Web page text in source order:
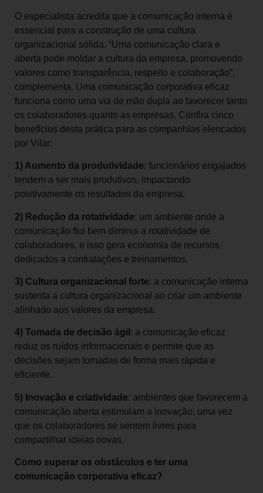
O especialista acredita que a comunicação interna é
essencial para a construção de uma cultura
organizacional sólida. “Uma comunicação clara e
aberta pode moldar a cultura da empresa, promovendo
valores como transparência, respeito e colaboração”,
complementa. Uma comunicação corporativa eficaz
funciona como uma via de mão dupla ao favorecer tanto
os colaboradores quanto as empresas. Confira cinco
benefícios desta prática para as companhias elencados
por Vilar:
1) Aumento da produtividade: funcionários engajados
tendem a ser mais produtivos, impactando
positivamente os resultados da empresa.
2) Redução da rotatividade: um ambiente onde a
comunicação flui bem diminui a rotatividade de
colaboradores, e isso gera economia de recursos
dedicados a contratações e treinamentos.
3) Cultura organizacional forte: a comunicação interna
sustenta a cultura organizacional ao criar um ambiente
alinhado aos valores da empresa.
4) Tomada de decisão ágil : a comunicação eficaz
reduz os ruídos informacionais e permite que as
decisões sejam tomadas de forma mais rápida e
eficiente.
5) Inovação e criatividade: ambientes que favorecem a
comunicação aberta estimulam a inovação, uma vez
que os colaboradores se sentem livres para
compartilhar ideias novas.
Como superar os obstáculos e ter uma
comunicação corporativa eficaz?